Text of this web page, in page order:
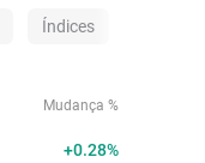
Índices
Mudança %
+0.28%